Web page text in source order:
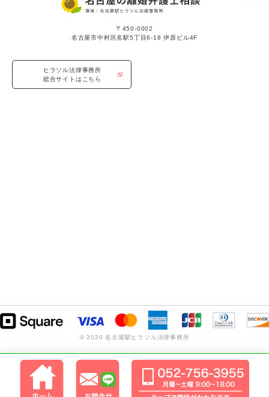
〒450-0002
名古屋市中村区名駅5丁目6-18 伊原ビル4F
ヒラソル法律事務所
総合サイトはこちら
© 2020 名古屋駅ヒラソル法律事務所